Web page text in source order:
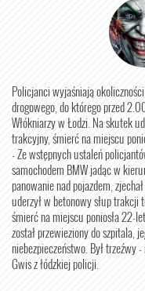
Policjanci wyjaśniają
drogowego, do którego przed
Włókniarzy w Łodzi. Na skutek
trakcyjny, śmierć na miejscu
- Ze wstępnych ustaleń
samochodem BMW jadąc w
panowanie nad pojazdem,
uderzył w betonowy słup
śmierć na miejscu poniosła 22-
został przewieziony do szpitala,
niebezpieczeństwo. Był trzeźwy
Gwis z łódzkiej policji.